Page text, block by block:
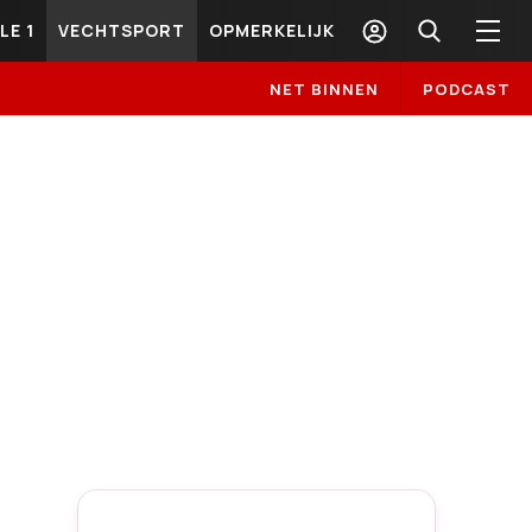
1 VECHTSPORT OPMERKELIJK
NET BINNEN PODCAST